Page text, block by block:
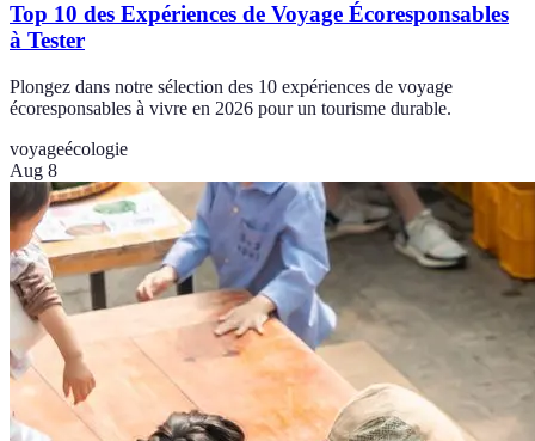
Top 10 des Expériences de Voyage Écoresponsables
à Tester
Plongez dans notre sélection des 10 expériences de voyage
écoresponsables à vivre en 2026 pour un tourisme durable.
voyageécologie
Aug 8